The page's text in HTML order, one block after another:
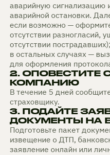
аварийную сигнализацию
аварийной остановки.
если возможно —
отсутствии разногласий,
отсутствии пострадавших);
в остальных случаях —
для оформления
2. ОПОВЕСТИТЕ
КОМПАНИЮ
В течение 5 дней
страховщику.
3. ПОДАЙТЕ
ДОКУМЕНТЫ НА
Подготовьте пакет
извещение о ДТП,
заявление онлайн или